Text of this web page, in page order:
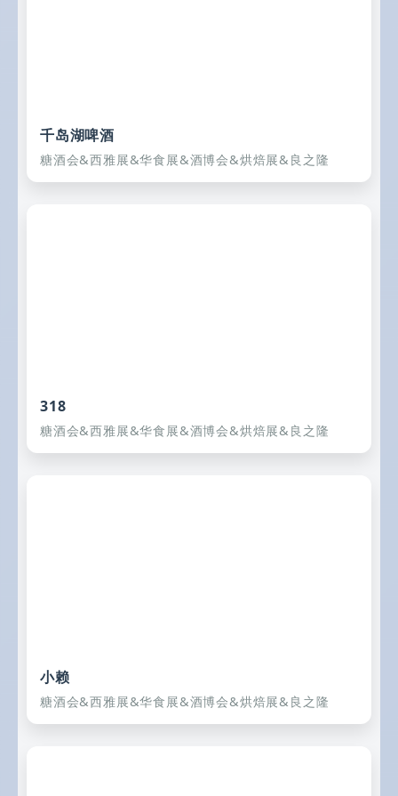
千岛湖啤酒
糖酒会&西雅展&华食展&酒博会&烘焙展&良之隆
318
糖酒会&西雅展&华食展&酒博会&烘焙展&良之隆
小赖
糖酒会&西雅展&华食展&酒博会&烘焙展&良之隆